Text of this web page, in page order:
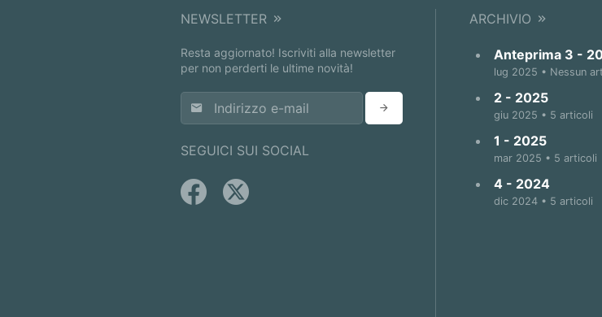
ARCHIVIO
Anteprima 3 -
lug 2025 • Nessun
2 - 2025
giu 2025 • 5 articoli
1 - 2025
mar 2025 • 5 articoli
4 - 2024
dic 2024 • 5 articoli
NEWSLETTER
Resta aggiornato! Iscriviti alla newsletter
per non perderti le ultime novità!
SEGUICI SUI SOCIAL